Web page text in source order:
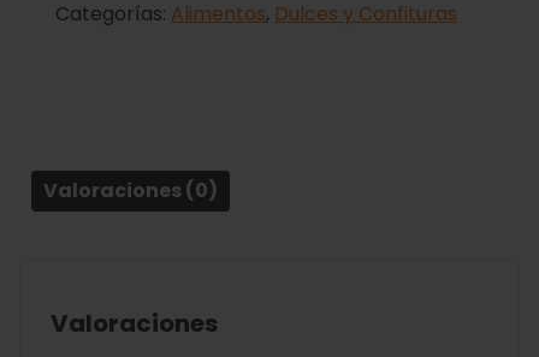
Categorías: Alimentos, Dulces y Confituras
Valoraciones (0)
Valoraciones